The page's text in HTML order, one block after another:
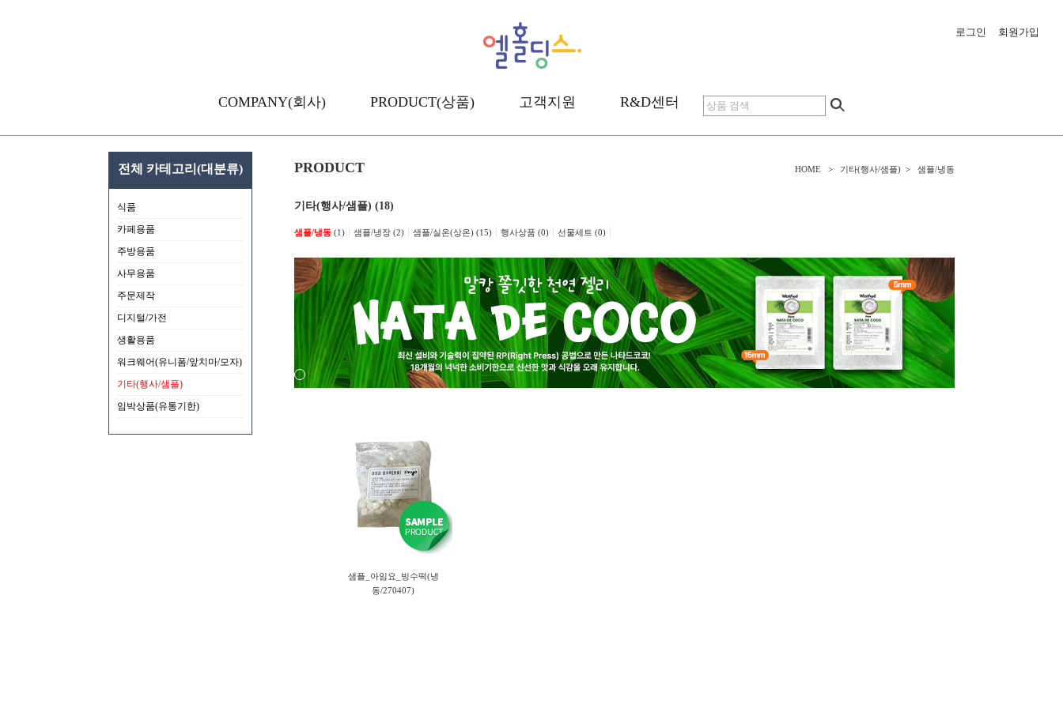
COMPANY(회사) PRODUCT(상품) 고객지원 R&D센터
로그인 회원가입
전체 카테고리(대분류)
식품
카페용품
주방용품
사무용품
주문제작
디지털/가전
생활용품
워크웨어(유니폼/앞치마/모자)
기타(행사/샘플)
임박상품(유통기한)
PRODUCT HOME > 기타(행사/샘플) > 샘플/냉동
기타(행사/샘플) (18)
샘플/냉동 (1) | 샘플/냉장 (2) | 샘플/실온(상온) (15) | 행사상품 (0) | 선물세트 (0) |
샘플_아임요_빙수떡(냉
동/270407)